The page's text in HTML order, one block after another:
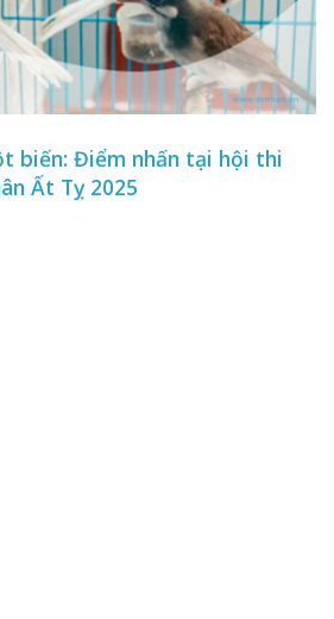
biến: Điểm nhấn tại hội thi
Ất Tỵ 2025